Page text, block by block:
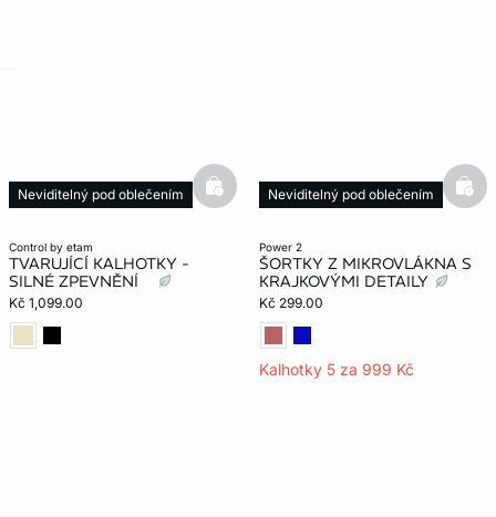
control by etam
TVARUJÍCÍ KALHOTKY -
SILNÉ ZPEVNĚNÍ
Kč 1,099.00
Neviditelný pod oblečením
basketfull
power 2
ŠORTKY Z MIKROVLÁKNA S
KRAJKOVÝMI DETAILY
Kč 299.00
Kalhotky 5 za 999 Kč
Neviditelný pod oblečením